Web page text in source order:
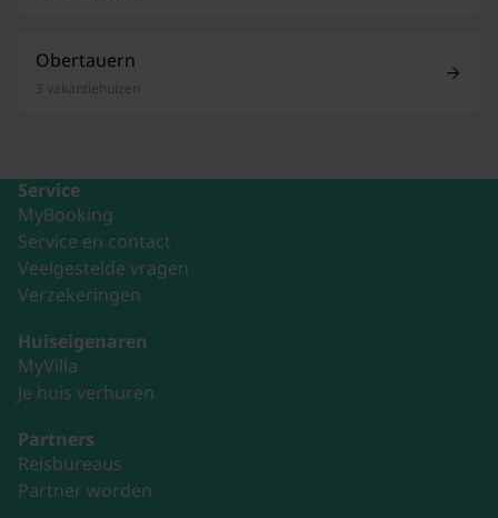
Obertauern
3 vakantiehuizen
Service
MyBooking
Service en contact
Veelgestelde vragen
Verzekeringen
Huiseigenaren
MyVilla
Je huis verhuren
Partners
Reisbureaus
Partner worden